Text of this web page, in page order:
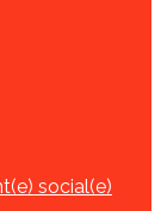
social(e)